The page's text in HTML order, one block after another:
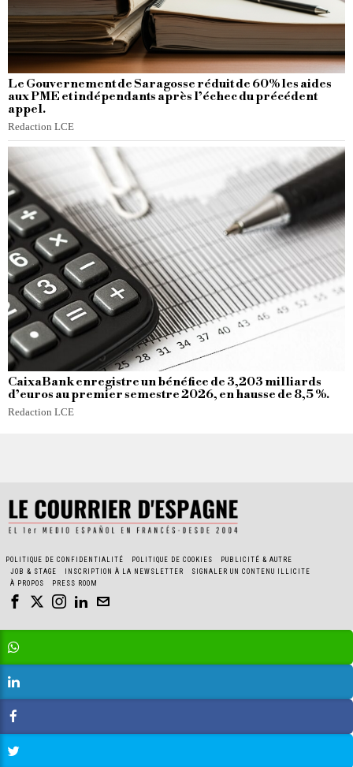
Le Gouvernement de Saragosse réduit de 60% les aides
aux PME et indépendants après l’échec du précédent
appel.
Redaction LCE
CaixaBank enregistre un bénéfice de 3,203 milliards
d’euros au premier semestre 2026, en hausse de 8,5 %.
Redaction LCE
POLITIQUE DE CONFIDENTIALITÉ POLITIQUE DE COOKIES
PUBLICITÉ & AUTRE
JOB & STAGE
INSCRIPTION À LA NEWSLETTER
SIGNALER UN CONTENU ILLICITE
À PROPOS
PRESS ROOM